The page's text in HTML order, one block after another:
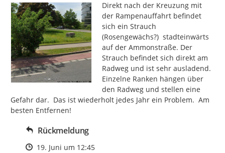
Direkt nach der Kreuzung mit
der Rampenauffahrt befindet
sich ein Strauch
(Rosengewächs?)  stadteinwärts
auf der Ammonstraße. Der
Strauch befindet sich direkt am
Radweg und ist sehr ausladend.
Einzelne Ranken hängen über
den Radweg und stellen eine
Gefahr dar.  Das ist wiederholt jedes Jahr ein Problem.  Am
besten Entfernen!
Rückmeldung
Zeitpunkt des Erstellens
19. Juni um 12:45